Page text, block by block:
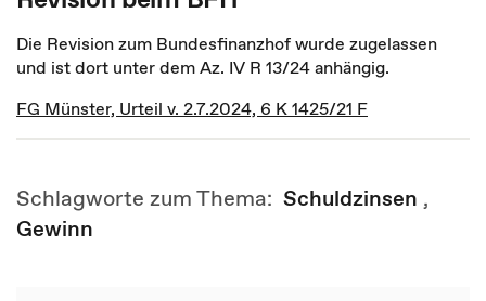
Die Revision zum Bundesfinanzhof wurde zugelassen
und ist dort unter dem Az. IV R 13/24 anhängig.
FG Münster, Urteil v. 2.7.2024, 6 K 1425/21 F
Schlagworte zum Thema: Schuldzinsen ,
Gewinn